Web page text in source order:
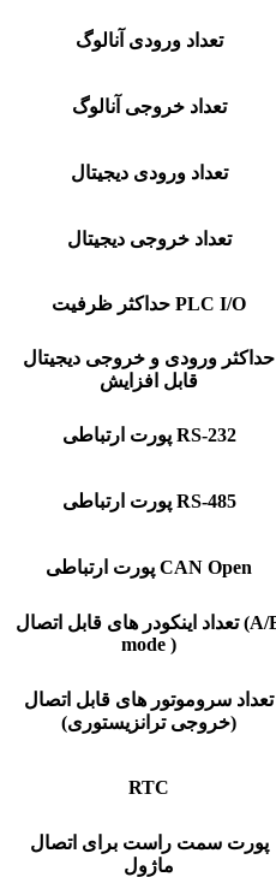
تعداد ورودی آنالوگ
تعداد خروجی آنالوگ
تعداد ورودی دیجیتال
تعداد خروجی دیجیتال
حداکثر ظرفیت PLC I/O
حداکثر ورودی و خروجی دیجیتال
قابل افزایش
پورت ارتباطی RS-232
پورت ارتباطی RS-485
پورت ارتباطی CAN Open
تعداد اینکودر های قابل اتصال (A/B
mode )
تعداد سروموتور های قابل اتصال
(خروجی ترانزیستوری)
RTC
پورت سمت راست برای اتصال
ماژول